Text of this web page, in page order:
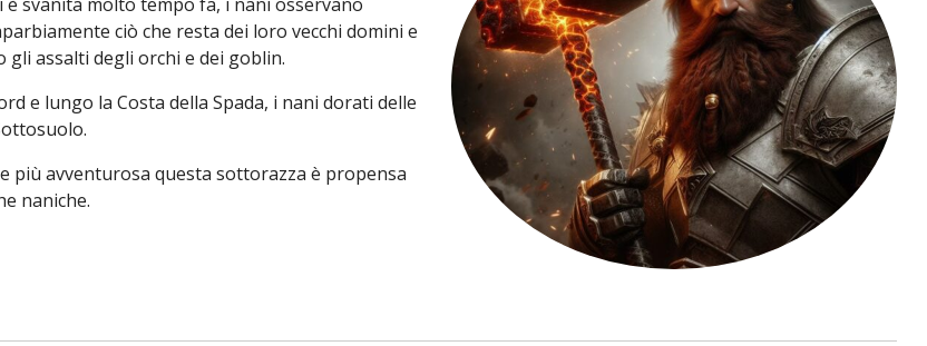
ciò che resta dei loro vecchi domini e
gli assalti degli orchi e dei goblin.
e lungo la Costa della Spada, i nani dorati delle
più avventurosa questa sottorazza è propensa
naniche.